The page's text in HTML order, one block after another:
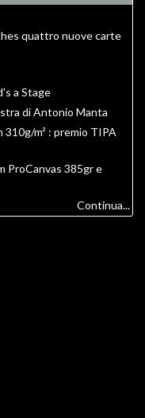
quattro nuove carte
a Stage
di Antonio Manta
m² : premio TIPA
ProCanvas 385gr e
Continua...